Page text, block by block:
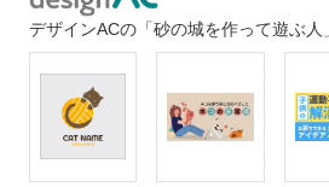
デザインACの「砂の城を作って遊ぶ人